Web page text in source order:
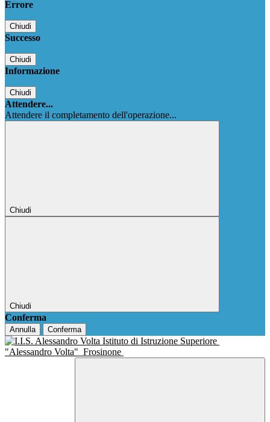
Errore
Chiudi
Successo
Chiudi
Informazione
Chiudi
Attendere...
Attendere il completamento dell'operazione...
Chiudi
Chiudi
Conferma
Annulla Conferma
Istituto di Istruzione Superiore
"Alessandro Volta" Frosinone